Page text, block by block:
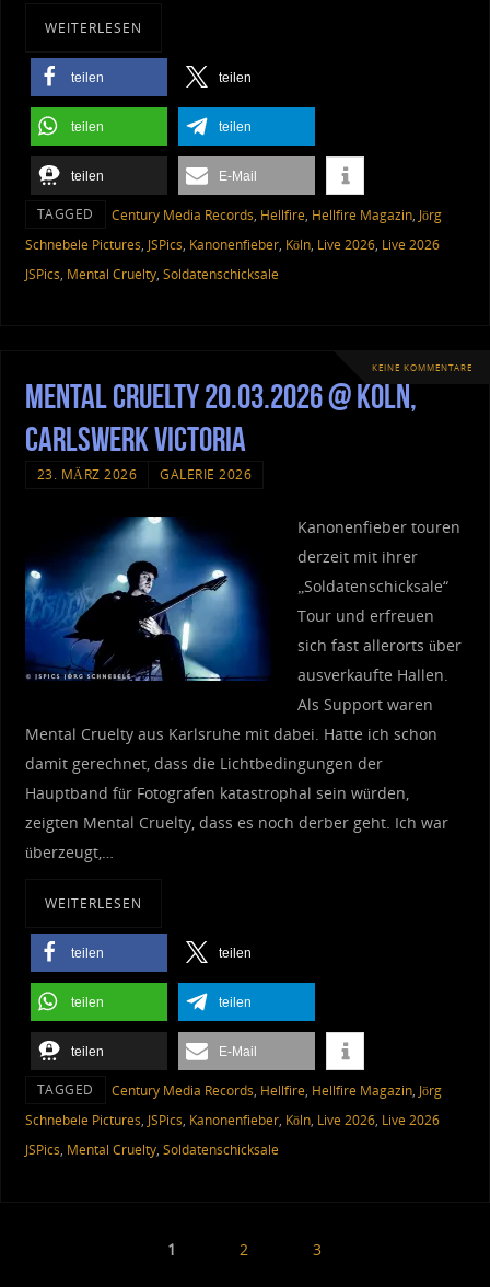
WEITERLESEN
teilen teilen
teilen teilen
teilen E-Mail
TAGGED Century Media Records, Hellfire, Hellfire Magazin, Jörg
Schnebele Pictures, JSPics, Kanonenfieber, Köln, Live 2026, Live 2026
JSPics, Mental Cruelty, Soldatenschicksale
KEINE KOMMENTARE
Mental Cruelty 20.03.2026 @ Köln,
Carlswerk Victoria
23. MÄRZ 2026 GALERIE 2026
Kanonenfieber touren
derzeit mit ihrer
„Soldatenschicksale“
Tour und erfreuen
sich fast allerorts über
ausverkaufte Hallen.
Als Support waren
Mental Cruelty aus Karlsruhe mit dabei. Hatte ich schon
damit gerechnet, dass die Lichtbedingungen der
Hauptband für Fotografen katastrophal sein würden,
zeigten Mental Cruelty, dass es noch derber geht. Ich war
überzeugt,…
WEITERLESEN
teilen teilen
teilen teilen
teilen E-Mail
TAGGED Century Media Records, Hellfire, Hellfire Magazin, Jörg
Schnebele Pictures, JSPics, Kanonenfieber, Köln, Live 2026, Live 2026
JSPics, Mental Cruelty, Soldatenschicksale
1 2 3